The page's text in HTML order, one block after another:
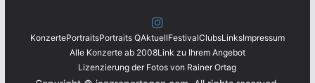
KonzertePortraitsPortraits QAktuellFestivalClubsLinksImpressum
Alle Konzerte ab 2008Link zu Ihrem Angebot
Lizenzierung der Fotos von Rainer Ortag